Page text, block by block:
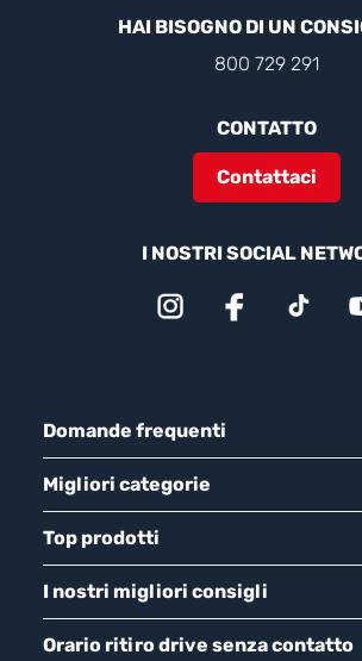
HAI BISOGNO DI UN
800 729 291
CONTATTO
Contattaci
I NOSTRI SOCIAL
Domande frequenti
Migliori categorie
Top prodotti
I nostri migliori consigli
Orario ritiro drive senza contatto